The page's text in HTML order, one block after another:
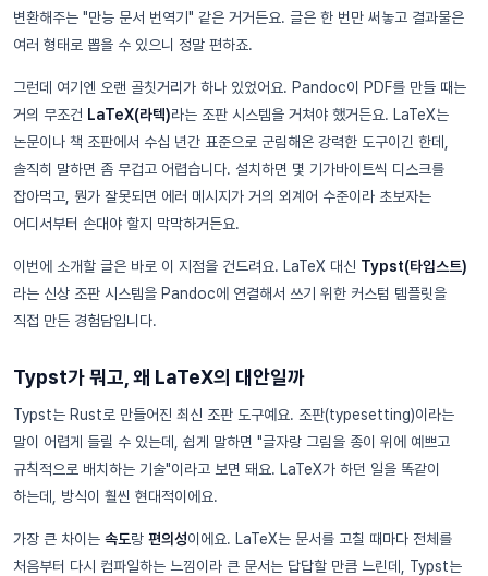
변환해주는 "만능 문서 번역기" 같은 거거든요. 글은 한 번만 써놓고 결과물은
여러 형태로 뽑을 수 있으니 정말 편하죠.
그런데 여기엔 오랜 골칫거리가 하나 있었어요. Pandoc이 PDF를 만들 때는
거의 무조건 LaTeX(라텍)라는 조판 시스템을 거쳐야 했거든요. LaTeX는
논문이나 책 조판에서 수십 년간 표준으로 군림해온 강력한 도구이긴 한데,
솔직히 말하면 좀 무겁고 어렵습니다. 설치하면 몇 기가바이트씩 디스크를
잡아먹고, 뭔가 잘못되면 에러 메시지가 거의 외계어 수준이라 초보자는
어디서부터 손대야 할지 막막하거든요.
이번에 소개할 글은 바로 이 지점을 건드려요. LaTeX 대신 Typst(타입스트)
라는 신상 조판 시스템을 Pandoc에 연결해서 쓰기 위한 커스텀 템플릿을
직접 만든 경험담입니다.
Typst가 뭐고, 왜 LaTeX의 대안일까
Typst는 Rust로 만들어진 최신 조판 도구예요. 조판(typesetting)이라는
말이 어렵게 들릴 수 있는데, 쉽게 말하면 "글자랑 그림을 종이 위에 예쁘고
규칙적으로 배치하는 기술"이라고 보면 돼요. LaTeX가 하던 일을 똑같이
하는데, 방식이 훨씬 현대적이에요.
가장 큰 차이는 속도랑 편의성이에요. LaTeX는 문서를 고칠 때마다 전체를
처음부터 다시 컴파일하는 느낌이라 큰 문서는 답답할 만큼 느린데, Typst는